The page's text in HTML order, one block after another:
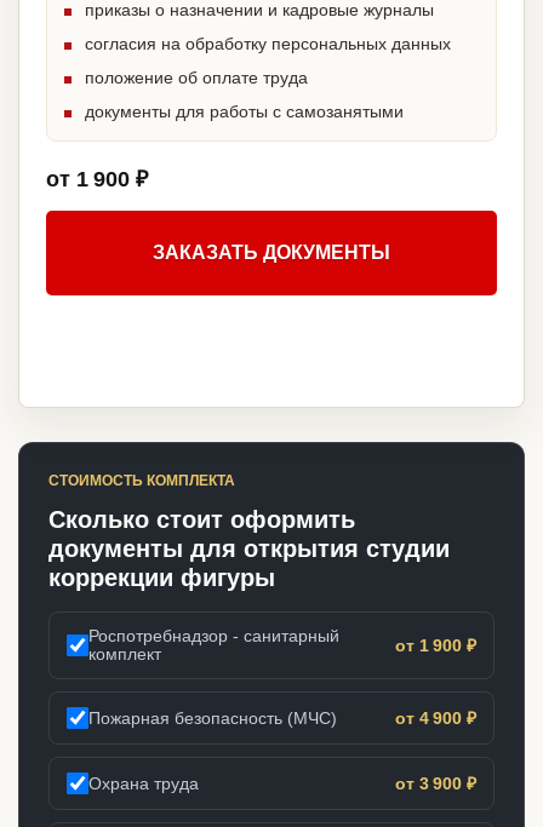
приказы о назначении и кадровые журналы
согласия на обработку персональных данных
положение об оплате труда
документы для работы с самозанятыми
от 1 900 ₽
ЗАКАЗАТЬ ДОКУМЕНТЫ
СТОИМОСТЬ КОМПЛЕКТА
Сколько стоит оформить
документы для открытия студии
коррекции фигуры
Роспотребнадзор - санитарный
комплект
от 1 900 ₽
Пожарная безопасность (МЧС) от 4 900 ₽
Охрана труда от 3 900 ₽